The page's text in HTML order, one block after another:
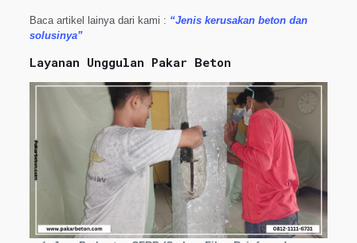
Baca artikel lainya dari kami : “Jenis kerusakan beton dan
solusinya”
Layanan Unggulan Pakar Beton